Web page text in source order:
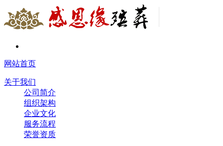
网站首页
关于我们
公司简介
组织架构
企业文化
服务流程
荣誉资质